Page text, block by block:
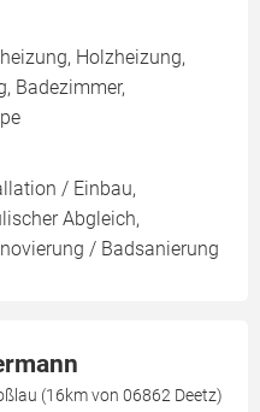
Holzheizung,
Badezimmer,
/ Einbau,
Abgleich,
/ Badsanierung
(16km von 06862 Deetz)